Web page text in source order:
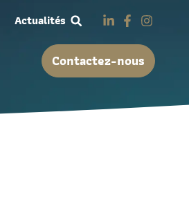
Actualités
Contactez-nous